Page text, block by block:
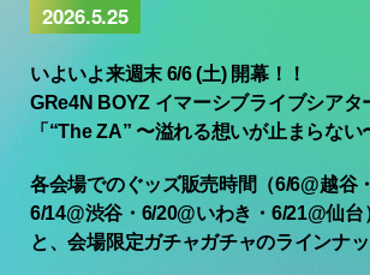
2026.5.25
いよいよ来週末 6/6 (土) 開幕！！
GRe4N BOYZ イマーシブライブシアタ
「“The ZA” 〜溢れる想いが止まらない
各会場でのぐッズ販売時間（6/6@越谷
6/14@渋谷・6/20@いわき・6/21@仙
と、会場限定ガチャガチャのラインナ